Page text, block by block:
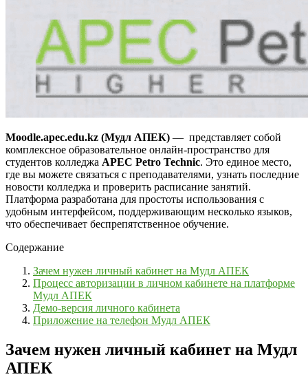
Moodle.apec.edu.kz (Мудл АПЕК) — представляет собой
комплексное образовательное онлайн-пространство для
студентов колледжа APEC Petro Technic. Это единое место,
где вы можете связаться с преподавателями, узнать последние
новости колледжа и проверить расписание занятий.
Платформа разработана для простоты использования с
удобным интерфейсом, поддерживающим несколько языков,
что обеспечивает беспрепятственное обучение.
Содержание
Зачем нужен личный кабинет на Мудл АПЕК
Процесс авторизации в личном кабинете на платформе
Мудл АПЕК
Демо-версия личного кабинета
Приложение на телефон Мудл АПЕК
Зачем нужен личный кабинет на Мудл
АПЕК